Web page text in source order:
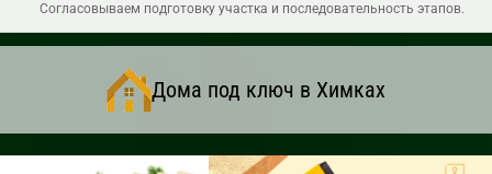
Согласовываем подготовку участка и последовательность этапов.
Дома под ключ в Химках